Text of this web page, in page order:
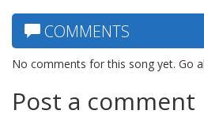
COMMENTS
No comments for this song yet. Go
Post a comment